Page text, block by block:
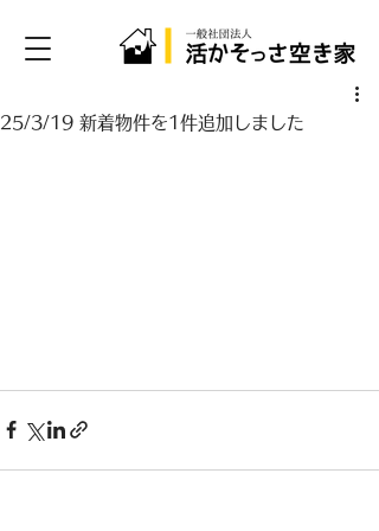
25/3/19 新着物件を1件追加しました